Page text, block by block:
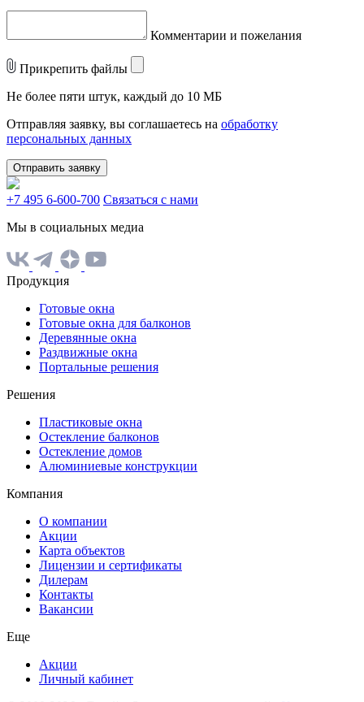
Комментарии и пожелания
Прикрепить файлы
Не более пяти штук, каждый до 10 МБ
Отправляя заявку, вы соглашаетесь на обработку
персональных данных
Отправить заявку
+7 495 6-600-700 Связаться с нами
Мы в социальных медиа
Продукция
Готовые окна
Готовые окна для балконов
Деревянные окна
Раздвижные окна
Портальные решения
Решения
Пластиковые окна
Остекление балконов
Остекление домов
Алюминиевые конструкции
Компания
О компании
Акции
Карта объектов
Лицензии и сертификаты
Дилерам
Контакты
Вакансии
Еще
Акции
Личный кабинет